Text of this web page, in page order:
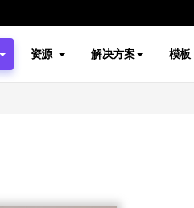
资源 解决方案 模板